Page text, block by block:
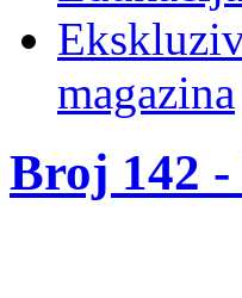
magazina
Broj 142 -